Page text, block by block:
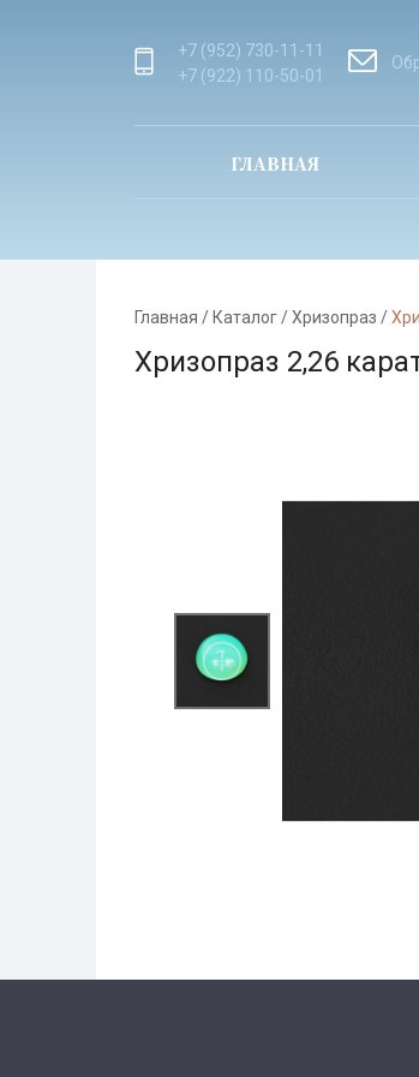
+7 (952) 730-11-11
+7 (922) 110-50-01
ГЛАВНАЯ
Главная / Каталог/Хризопраз /
Хризопраз 2,26